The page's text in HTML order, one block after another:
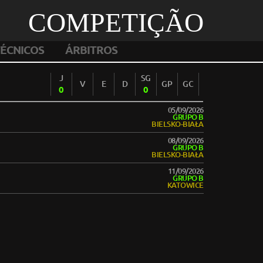
COMPETIÇÃO
ÁRBITROS
J
0
V E D
SG
0
GP GC
05/09/2026
GRUPO B
BIELSKO-BIAŁA
08/09/2026
GRUPO B
BIELSKO-BIAŁA
11/09/2026
GRUPO B
KATOWICE